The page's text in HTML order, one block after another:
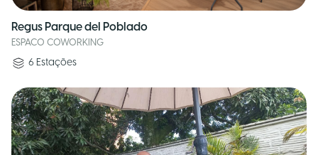
Regus Parque del Poblado
ESPACO COWORKING
6 Estações